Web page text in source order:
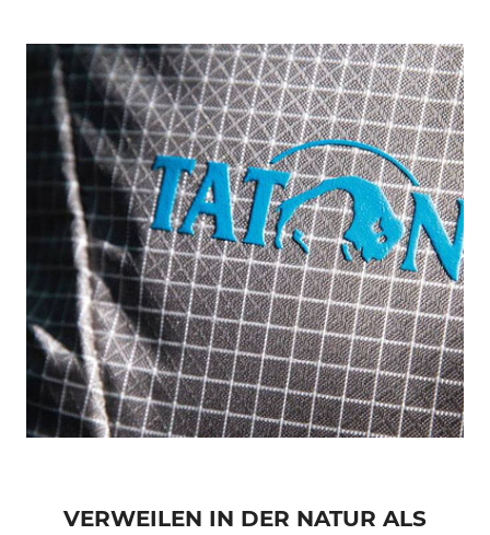
VERWEILEN IN DER NATUR ALS